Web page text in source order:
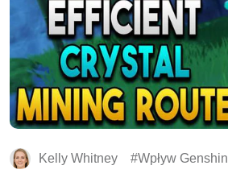
Kelly Whitney Wpływ Genshin